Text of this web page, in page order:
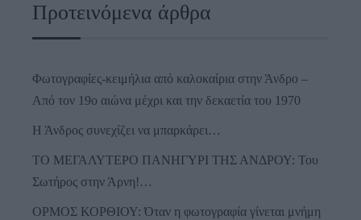
Προτεινόμενα άρθρα
Φωτογραφίες-κειμήλια από καλοκαίρια στην Άνδρο –
Από τον 19ο αιώνα μέχρι και την δεκαετία του 1970
Η Άνδρος συνεχίζει να μπαρκάρει…
ΤΟ ΜΕΓΑΛΥΤΕΡΟ ΠΑΝΗΓΥΡΙ ΤΗΣ ΑΝΔΡΟΥ: Του
Σωτήρος στην Άρνη!…
ΟΡΜΟΣ ΚΟΡΘΙΟΥ: Όταν η φωτογραφία γίνεται μνήμη